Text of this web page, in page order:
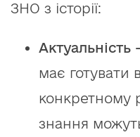
ЗНО з історії:
має готувати
конкретному
знання